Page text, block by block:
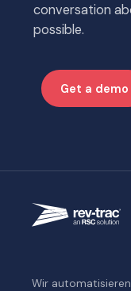
conversation
possible.
Get a demo
Wir